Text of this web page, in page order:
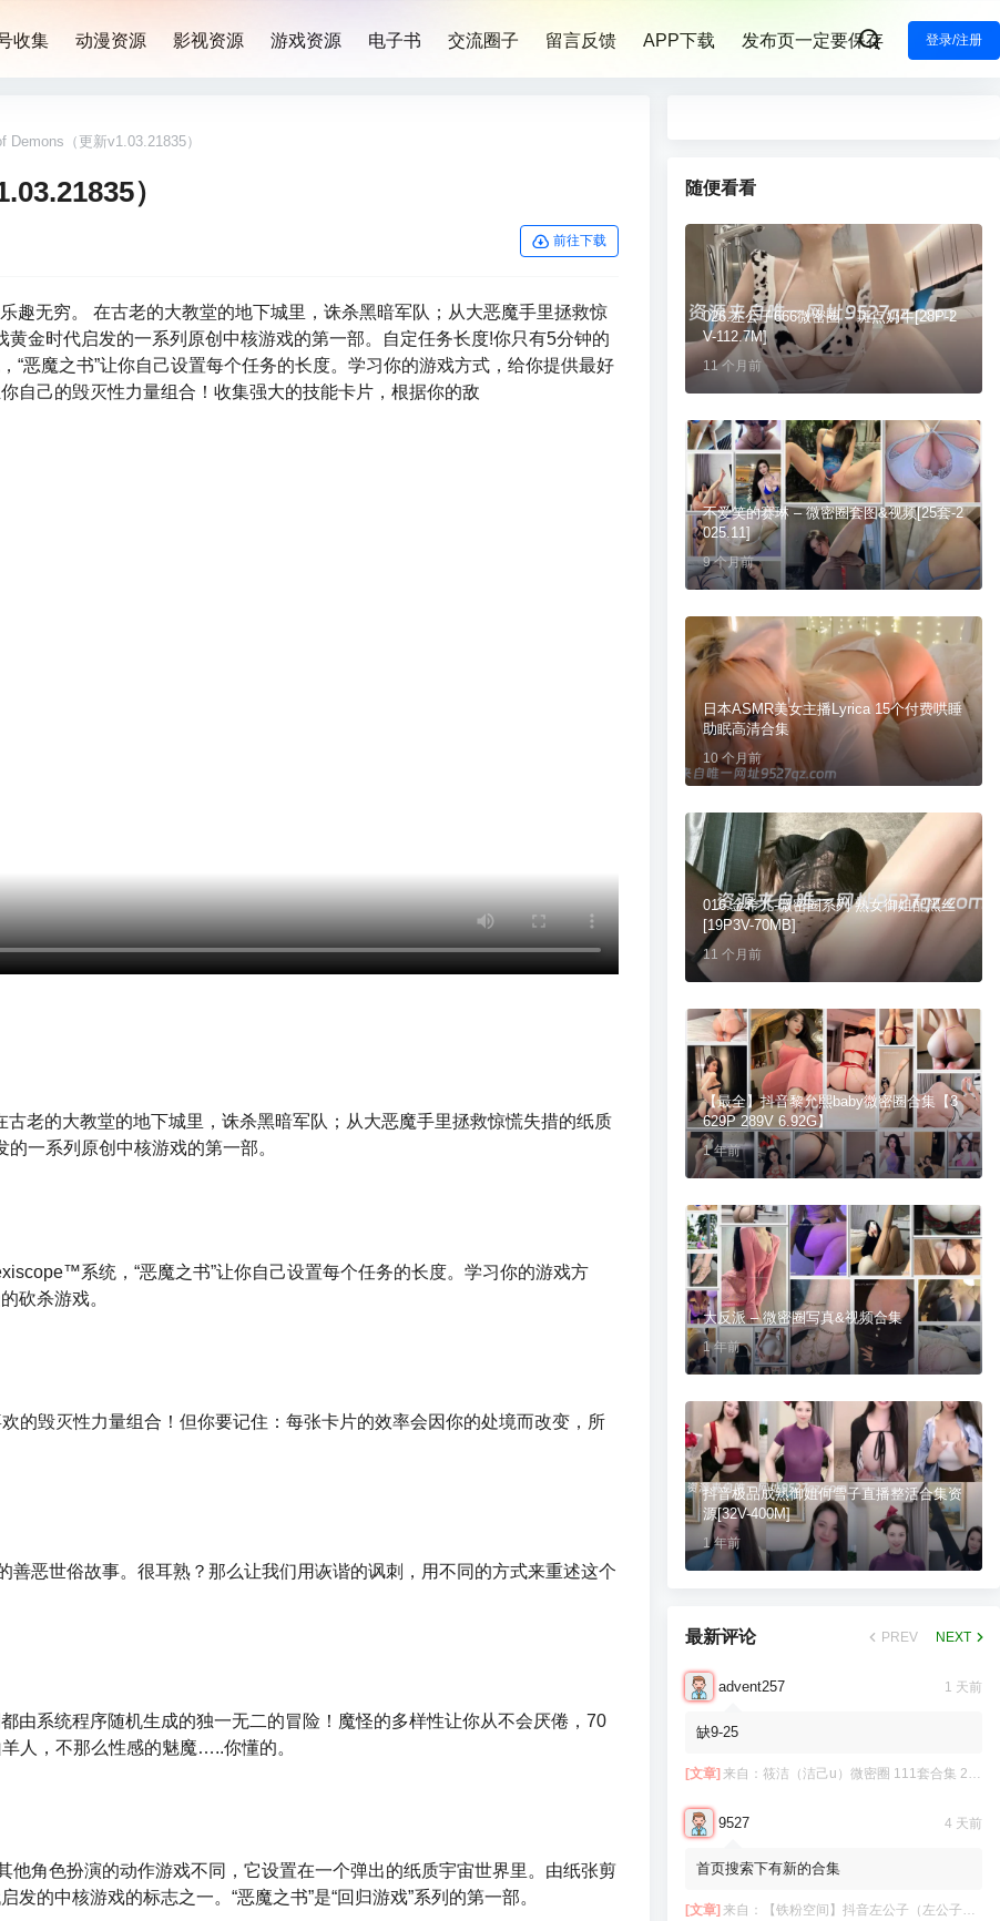
登录/注册
收集 动漫资源 影视资源 游戏资源 电子书 交流圈子 留言反馈 APP下载 发布页一定要保存
Demons（更新v1.03.21835）
）
前往下载
趣无穷。 在古老的大教堂的地下城里，诛杀黑暗军队；从大恶魔手里拯救惊
黄金时代启发的一系列原创中核游戏的第一部。自定任务长度!你只有5分钟的
恶魔之书”让你自己设置每个任务的长度。学习你的游戏方式，给你提供最好
自己的毁灭性力量组合！收集强大的技能卡片，根据你的敌
古老的大教堂的地下城里，诛杀黑暗军队；从大恶魔手里拯救惊慌失措的纸质
一系列原创中核游戏的第一部。
系统，“恶魔之书”让你自己设置每个任务的长度。学习你的游戏方
砍杀游戏。
的毁灭性力量组合！但你要记住：每张卡片的效率会因你的处境而改变，所
善恶世俗故事。很耳熟？那么让我们用诙谐的讽刺，用不同的方式来重述这个
由系统程序随机生成的独一无二的冒险！魔怪的多样性让你从不会厌倦，70
人，不那么性感的魅魔…..你懂的。
他角色扮演的动作游戏不同，它设置在一个弹出的纸质宇宙世界里。由纸张剪
的中核游戏的标志之一。“恶魔之书”是“回归游戏”系列的第一部。
随便看看
026.左公子666微密圈 – 斑点奶牛[28P-2
V-112.7M]
11 个月前
不爱笑的赛琳 – 微密圈套图&视频[25套-2
025.11]
9 个月前
日本ASMR美女主播Lyrica 15个付费哄睡
助眠高清合集
10 个月前
016.金希儿-微密圈系列 熟女御姐配黑丝
[19P3V-70MB]
11 个月前
【最全】抖音黎允熙baby微密圈合集【3
629P 289V 6.92G】
1 年前
大反派 – 微密圈写真&视频合集
1 年前
抖音极品成熟御姐何雪子直播整活合集资
源[32V-400M]
1 年前
最新评论 PREV NEXT
advent257 1 天前
缺9-25
[文章] 来自： 筱洁（洁己u）微密圈 111套合集 20.3G
9527 4 天前
首页搜索下有新的合集
[文章] 来自： 【铁粉空间】抖音左公子（左公子666）合集【2063P 181V】